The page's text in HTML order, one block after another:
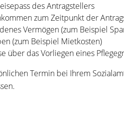
des Antragstellers
zum Zeitpunkt der
Vermögen (zum Beispiel
(zum Beispiel Mietkosten)
über das Vorliegen eines
Termin bei Ihrem